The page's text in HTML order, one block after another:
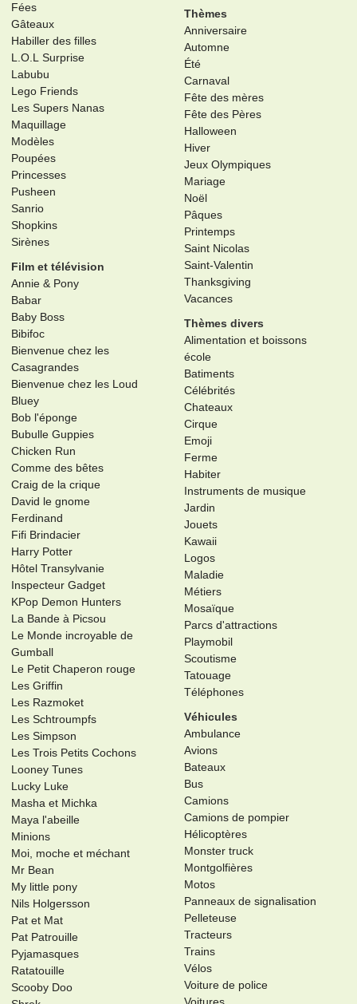
Fées
Gâteaux
Habiller des filles
L.O.L Surprise
Labubu
Lego Friends
Les Supers Nanas
Maquillage
Modèles
Poupées
Princesses
Pusheen
Sanrio
Shopkins
Sirènes
Film et télévision
Annie & Pony
Babar
Baby Boss
Bibifoc
Bienvenue chez les
Casagrandes
Bienvenue chez les Loud
Bluey
Bob l'éponge
Bubulle Guppies
Chicken Run
Comme des bêtes
Craig de la crique
David le gnome
Ferdinand
Fifi Brindacier
Harry Potter
Hôtel Transylvanie
Inspecteur Gadget
KPop Demon Hunters
La Bande à Picsou
Le Monde incroyable de
Gumball
Le Petit Chaperon rouge
Les Griffin
Les Razmoket
Les Schtroumpfs
Les Simpson
Les Trois Petits Cochons
Looney Tunes
Lucky Luke
Masha et Michka
Maya l'abeille
Minions
Moi, moche et méchant
Mr Bean
My little pony
Nils Holgersson
Pat et Mat
Pat Patrouille
Pyjamasques
Ratatouille
Scooby Doo
Thèmes
Anniversaire
Automne
Été
Carnaval
Fête des mères
Fête des Pères
Halloween
Hiver
Jeux Olympiques
Mariage
Noël
Pâques
Printemps
Saint Nicolas
Saint-Valentin
Thanksgiving
Vacances
Thèmes divers
Alimentation et boissons
école
Batiments
Célébrités
Chateaux
Cirque
Emoji
Ferme
Habiter
Instruments de musique
Jardin
Jouets
Kawaii
Logos
Maladie
Métiers
Mosaïque
Parcs d'attractions
Playmobil
Scoutisme
Tatouage
Téléphones
Véhicules
Ambulance
Avions
Bateaux
Bus
Camions
Camions de pompier
Hélicoptères
Monster truck
Montgolfières
Motos
Panneaux de signalisation
Pelleteuse
Tracteurs
Trains
Vélos
Voiture de police